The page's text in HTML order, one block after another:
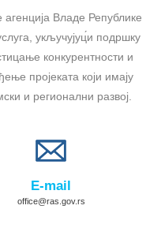
агенција Владе Републике
укључујуц́и подршку
конкурентности и
пројеката који имају
и регионални развој.
E-mail
office@ras.gov.rs